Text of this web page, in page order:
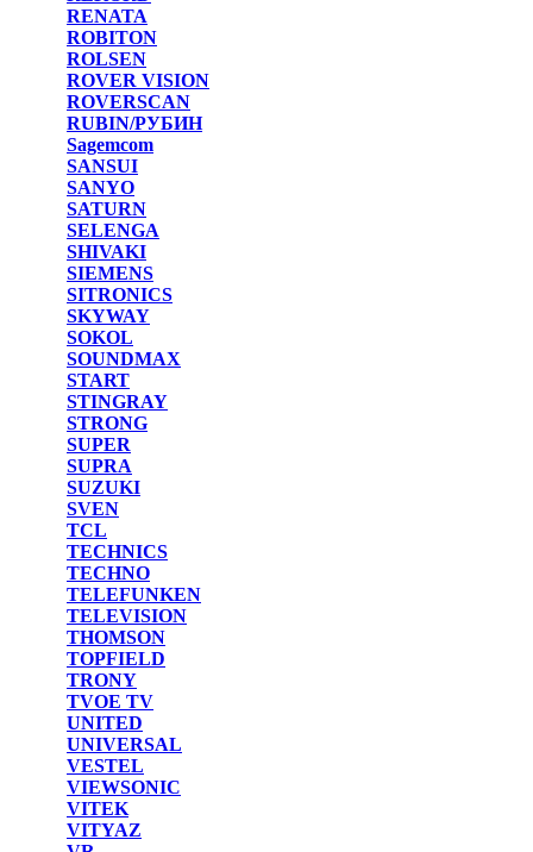
RENATA
ROBITON
ROLSEN
ROVER VISION
ROVERSCAN
RUBIN/РУБИН
Sagemcom
SANSUI
SANYO
SATURN
SELENGA
SHIVAKI
SIEMENS
SITRONICS
SKYWAY
SOKOL
SOUNDMAX
START
STINGRAY
STRONG
SUPER
SUPRA
SUZUKI
SVEN
TCL
TECHNICS
TECHNO
TELEFUNKEN
TELEVISION
THOMSON
TOPFIELD
TRONY
TVOE TV
UNITED
UNIVERSAL
VESTEL
VIEWSONIC
VITEK
VITYAZ